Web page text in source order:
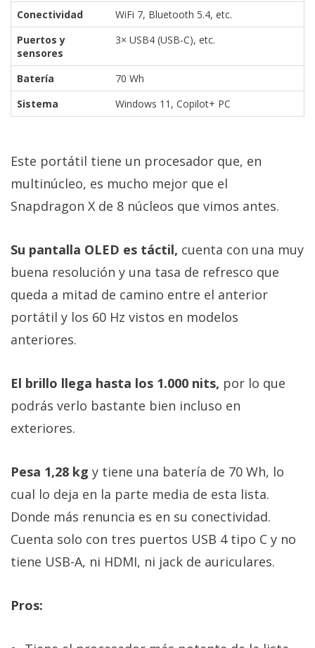
Conectividad
WiFi 7, Bluetooth 5.4, etc.
Puertos y
sensores
3× USB4 (USB-C), etc.
Batería
70 Wh
Sistema
Windows 11, Copilot+ PC
Este portátil tiene un procesador que, en
multinúcleo, es mucho mejor que el
Snapdragon X de 8 núcleos que vimos antes.
Su pantalla OLED es táctil, cuenta con una muy
buena resolución y una tasa de refresco que
queda a mitad de camino entre el anterior
portátil y los 60 Hz vistos en modelos
anteriores.
El brillo llega hasta los 1.000 nits, por lo que
podrás verlo bastante bien incluso en
exteriores.
Pesa 1,28 kg y tiene una batería de 70 Wh, lo
cual lo deja en la parte media de esta lista.
Donde más renuncia es en su conectividad.
Cuenta solo con tres puertos USB 4 tipo C y no
tiene USB-A, ni HDMI, ni jack de auriculares.
Pros: